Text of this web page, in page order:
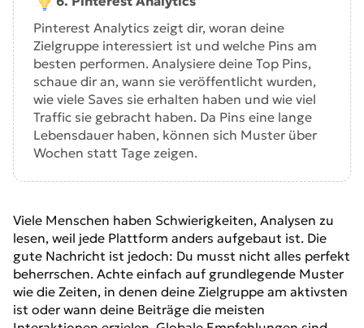
Pinterest Analytics zeigt dir, woran deine
Zielgruppe interessiert ist und welche Pins am
besten performen. Analysiere deine Top Pins,
schaue dir an, wann sie veröffentlicht wurden,
wie viele Saves sie erhalten haben und wie viel
Traffic sie gebracht haben. Da Pins eine lange
Lebensdauer haben, können sich Muster über
Wochen statt Tage zeigen.
Viele Menschen haben Schwierigkeiten, Analysen zu
lesen, weil jede Plattform anders aufgebaut ist. Die
gute Nachricht ist jedoch: Du musst nicht alles perfekt
beherrschen. Achte einfach auf grundlegende Muster
wie die Zeiten, in denen deine Zielgruppe am aktivsten
ist oder wann deine Beiträge die meisten